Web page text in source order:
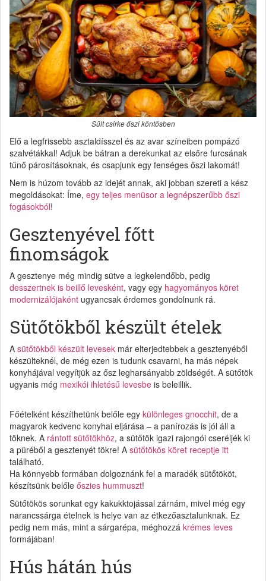
Sült csirke őszi köntösben
Elő a legfrissebb asztaldísszel és az avar színeiben pompázó
szalvétákkal! Adjuk be bátran a derekunkat az elsőre furcsának
tűnő párosításoknak, és csapjunk egy fenséges őszi lakomát!
Nem is húzom tovább az idejét annak, aki jobban szereti a kész
megoldásokat: Íme, egy teljes menüsor a legnépszerűbb őszi
fogásokból!
Gesztenyével főtt
finomságok
A gesztenye még mindig sütve a legkelendőbb, pedig
desszertnek is beillő levesként, vagy egy hagyományos köret
modernizálójaként ugyancsak érdemes gondolnunk rá.
Sütőtökből készült ételek
A sütőtökből készült levesek már elterjedtebbek a gesztenyéből
készülteknél, de még ezen is tudunk csavarni, ha más népek
konyhájával vegyítjük az ősz legharsányabb zöldségét. A sütőtök
ugyanis még mexikói ihletésű levesbe is beleillik.
Főételként készíthetünk belőle egy különleges gnocchit, de a
magyarok kedvenc konyhai eljárása – a panírozás is jól áll a
töknek. A rántott sütőtökhöz, a sütőtök igazi rajongói cseréljék ki
a püréből a gesztenyét tökre! A sütőtökös köret receptje itt
található.
Ha könnyebb formában dolgoznánk fel a maradék sütőtököt,
készítsünk belőle őszies hummuszt!
Sütőtökös sorunkat egy kakukktojással zárnám, mivel még egy
narancssárga ételnek is helye van az étkezőasztalunknak. Ez
pedig nem más, mint a sárgarépa, méghozzá krémes leves
formájában!
Hús hátán hús